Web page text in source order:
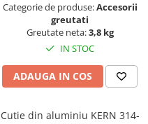
Categorie de produse:Accesorii
greutati
Greutate neta:3,8 kg
IN STOC
ADAUGA IN COS
Cutie din aluminiu KERN 314-